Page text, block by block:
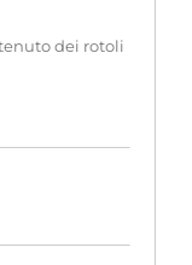
dei rotoli